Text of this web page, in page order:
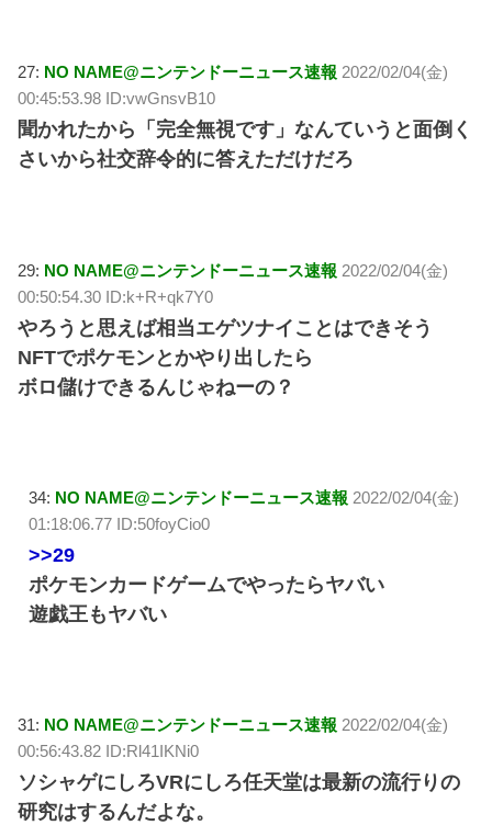
27: NO NAME@ニンテンドーニュース速報 2022/02/04(金)
00:45:53.98 ID:vwGnsvB10
聞かれたから「完全無視です」なんていうと面倒く
さいから社交辞令的に答えただけだろ
29: NO NAME@ニンテンドーニュース速報 2022/02/04(金)
00:50:54.30 ID:k+R+qk7Y0
やろうと思えば相当エゲツナイことはできそう
NFTでポケモンとかやり出したら
ボロ儲けできるんじゃねーの？
34: NO NAME@ニンテンドーニュース速報 2022/02/04(金)
01:18:06.77 ID:50foyCio0
>>29
ポケモンカードゲームでやったらヤバい
遊戯王もヤバい
31: NO NAME@ニンテンドーニュース速報 2022/02/04(金)
00:56:43.82 ID:Rl41IKNi0
ソシャゲにしろVRにしろ任天堂は最新の流行りの
研究はするんだよな。